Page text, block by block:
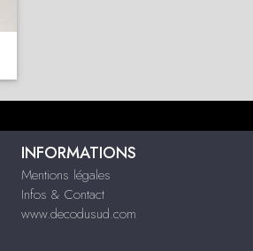
INFORMATIONS
Mentions légales
Infos & Contact
www.decodusud.com